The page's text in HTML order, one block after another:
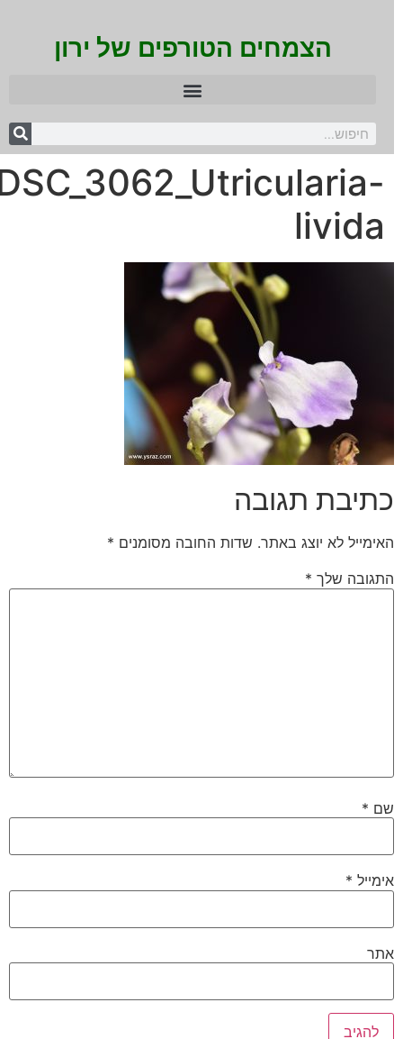
הצמחים הטורפים של ירון
DSC_3062_Utricularia-
livida
כתיבת תגובה
האימייל לא יוצג באתר. שדות החובה מסומנים *
התגובה שלך *
שם *
אימייל *
אתר